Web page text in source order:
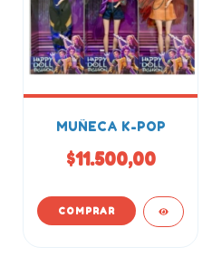
MUÑECA K-POP
$11.500,00